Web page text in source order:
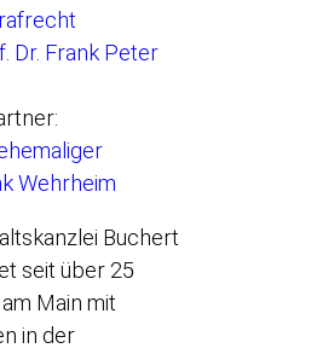
Dr. Frank Peter
Wehrheim
Buchert
seit über 25
Main mit
in der